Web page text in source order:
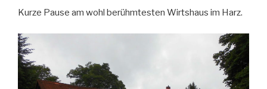
Kurze Pause am wohl berühmtesten Wirtshaus im Harz.